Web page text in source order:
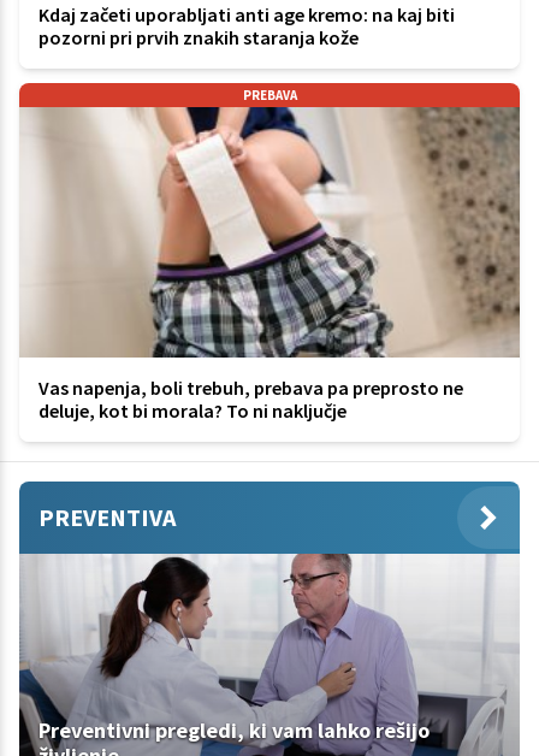
Kdaj začeti uporabljati anti age kremo: na kaj biti
pozorni pri prvih znakih staranja kože
PREBAVA
Vas napenja, boli trebuh, prebava pa preprosto ne
deluje, kot bi morala? To ni naključje
PREVENTIVA
Preventivni pregledi, ki vam lahko rešijo